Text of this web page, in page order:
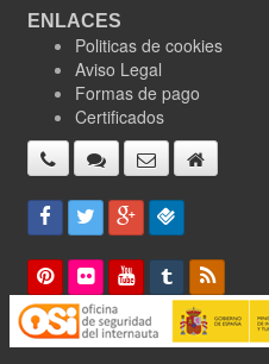
ENLACES
Politicas de cookies
Aviso Legal
Formas de pago
Certificados